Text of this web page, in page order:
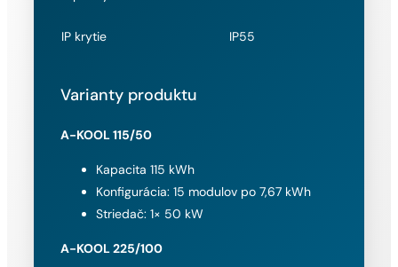
IP krytie IP55
Varianty produktu
A-KOOL 115/50
Kapacita 115 kWh
Konfigurácia: 15 modulov po 7,67 kWh
Striedač: 1× 50 kW
A-KOOL 225/100